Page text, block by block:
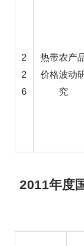
2
2
6
热带农产
价格波动
究
2011年度